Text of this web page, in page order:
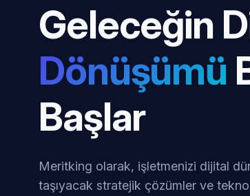
Geleceğin
Dönüşümü
Başlar
Meritking olarak, işletmenizi dijital
taşıyacak stratejik çözümler ve